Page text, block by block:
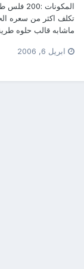
ماشابه قالب حلوه
ابريل 6, 2006